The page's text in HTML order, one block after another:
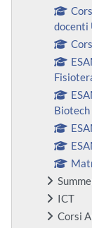
docenti
Biotech
ICT
Corsi